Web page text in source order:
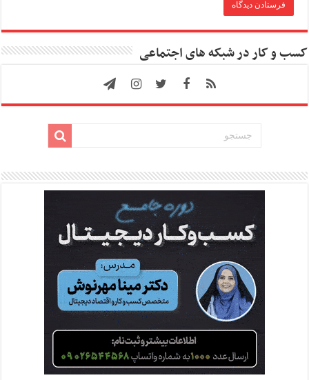
کسب و کار در شبکه های اجتماعی